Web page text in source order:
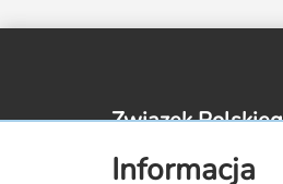
Informacja
Związek
zpl@leasing.org.pl